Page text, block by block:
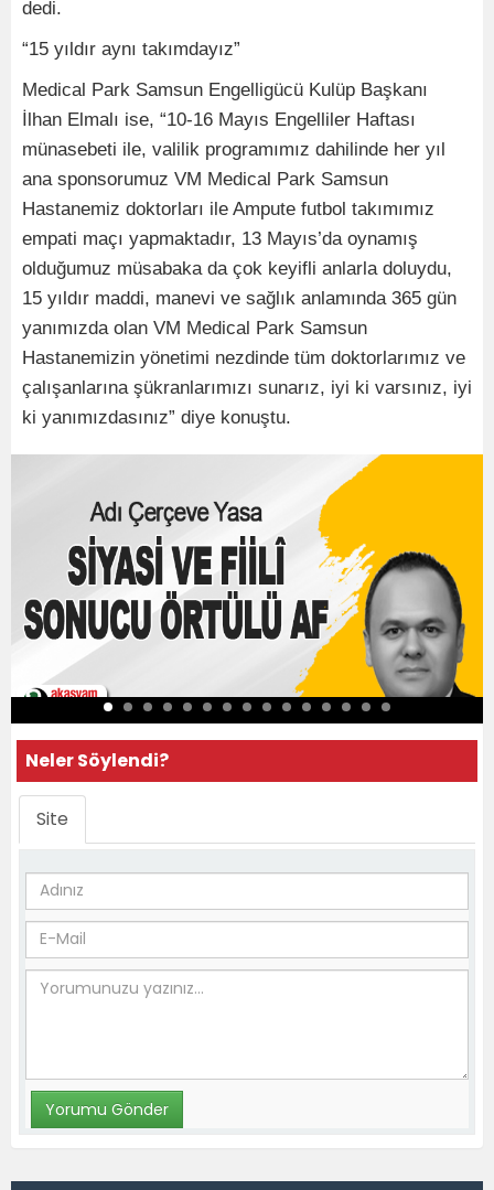
dedi.
“15 yıldır aynı takımdayız”
Medical Park Samsun Engelligücü Kulüp Başkanı
İlhan Elmalı ise, “10-16 Mayıs Engelliler Haftası
münasebeti ile, valilik programımız dahilinde her yıl
ana sponsorumuz VM Medical Park Samsun
Hastanemiz doktorları ile Ampute futbol takımımız
empati maçı yapmaktadır, 13 Mayıs’da oynamış
olduğumuz müsabaka da çok keyifli anlarla doluydu,
15 yıldır maddi, manevi ve sağlık anlamında 365 gün
yanımızda olan VM Medical Park Samsun
Hastanemizin yönetimi nezdinde tüm doktorlarımız ve
çalışanlarına şükranlarımızı sunarız, iyi ki varsınız, iyi
ki yanımızdasınız” diye konuştu.
Neler Söylendi?
Site